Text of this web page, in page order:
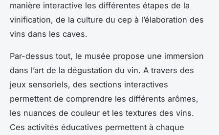
manière interactive les différentes étapes de la
vinification, de la culture du cep à l’élaboration des
vins dans les caves.
Par-dessus tout, le musée propose une immersion
dans l’art de la dégustation du vin. A travers des
jeux sensoriels, des sections interactives
permettent de comprendre les différents arômes,
les nuances de couleur et les textures des vins.
Ces activités éducatives permettent à chaque